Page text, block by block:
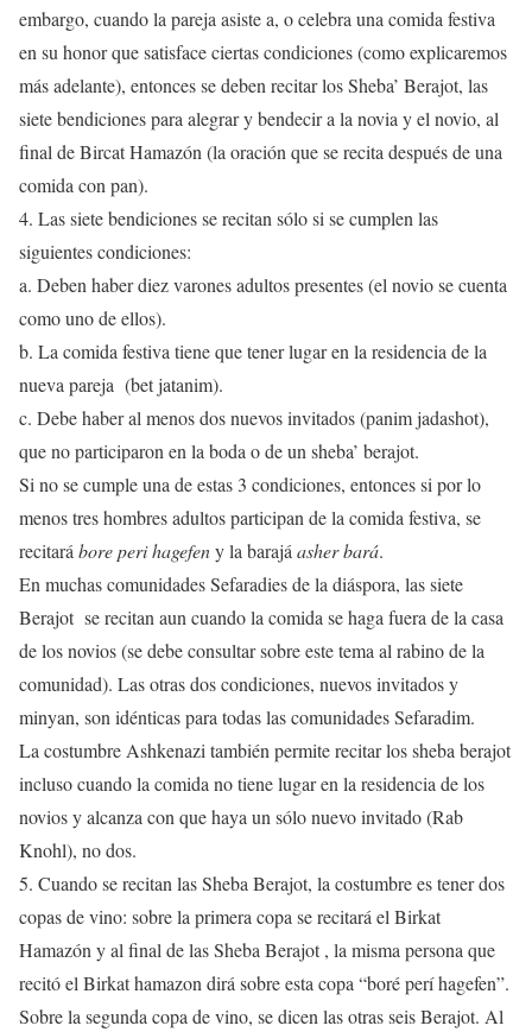
embargo, cuando la pareja asiste a, o celebra una comida festiva
en su honor que satisface ciertas condiciones (como explicaremos
más adelante), entonces se deben recitar los Sheba’ Berajot, las
siete bendiciones para alegrar y bendecir a la novia y el novio, al
final de Bircat Hamazón (la oración que se recita después de una
comida con pan).
4. Las siete bendiciones se recitan sólo si se cumplen las
siguientes condiciones:
a. Deben haber diez varones adultos presentes (el novio se cuenta
como uno de ellos).
b. La comida festiva tiene que tener lugar en la residencia de la
nueva pareja (bet jatanim).
c. Debe haber al menos dos nuevos invitados (panim jadashot),
que no participaron en la boda o de un sheba’ berajot.
Si no se cumple una de estas 3 condiciones, entonces si por lo
menos tres hombres adultos participan de la comida festiva, se
recitará bore peri hagefeny la barajá asher bará.
En muchas comunidades Sefaradies de la diáspora, las siete
Berajot se recitan aun cuando la comida se haga fuera de la casa
de los novios (se debe consultar sobre este tema al rabino de la
comunidad). Las otras dos condiciones, nuevos invitados y
minyan, son idénticas para todas las comunidades Sefaradim.
La costumbre Ashkenazi también permite recitar los sheba berajot
incluso cuando la comida no tiene lugar en la residencia de los
novios y alcanza con que haya un sólo nuevo invitado (Rab
Knohl), no dos.
5. Cuando se recitan las Sheba Berajot, la costumbre es tener dos
copas de vino: sobre la primera copa se recitará el Birkat
Hamazón y al final de las Sheba Berajot , la misma persona que
recitó el Birkat hamazon dirá sobre esta copa “boré perí hagefen”.
Sobre la segunda copa de vino, se dicen las otras seis Berajot. Al